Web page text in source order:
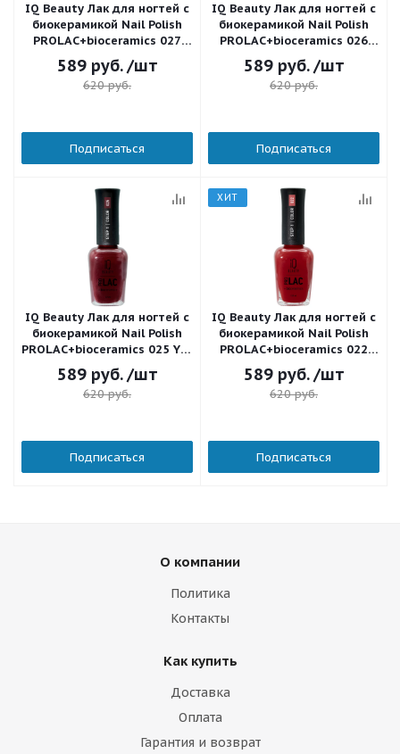
IQ Beauty Лак для ногтей с
биокерамикой Nail Polish
PROLAC+bioceramics 027
The lovers 12,5 мл.
589руб. /шт
620руб.
Подписаться
IQ Beauty Лак для ногтей с
биокерамикой Nail Polish
PROLAC+bioceramics 026
Sangria 12,5 мл.
589руб. /шт
620руб.
Подписаться
IQ Beauty Лак для ногтей с
биокерамикой Nail Polish
PROLAC+bioceramics 025 You
will love 12,5 мл.
589руб. /шт
620руб.
Подписаться
ХИТ
IQ Beauty Лак для ногтей с
биокерамикой Nail Polish
PROLAC+bioceramics 022
Gala 12,5 мл.
589руб. /шт
620руб.
Подписаться
О компании
Политика
Контакты
Как купить
Доставка
Оплата
Гарантия и возврат